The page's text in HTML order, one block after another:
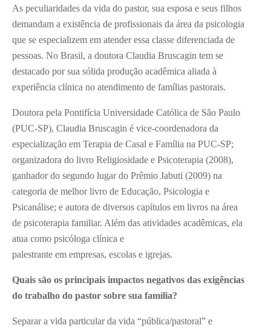
As peculiaridades da vida do pastor, sua esposa e seus filhos
demandam a existência de profissionais da área da psicologia
que se especializem em atender essa classe diferenciada de
pessoas. No Brasil, a doutora Claudia Bruscagin tem se
destacado por sua sólida produção acadêmica aliada à
experiência clínica no atendimento de famílias pastorais.
Doutora pela Pontifícia Universidade Católica de São Paulo
(PUC-SP), Claudia Bruscagin é vice-coordenadora da
especialização em Terapia de Casal e Família na PUC-SP;
organizadora do livro Religiosidade e Psicoterapia (2008),
ganhador do segundo lugar do Prêmio Jabuti (2009) na
categoria de melhor livro de Educação, Psicologia e
Psicanálise; e autora de diversos capítulos em livros na área
de psicoterapia familiar. Além das atividades acadêmicas, ela
atua como psicóloga clínica e
palestrante em empresas, escolas e igrejas.
Quais são os principais impactos negativos das exigências
do trabalho do pastor sobre sua família?
Separar a vida particular da vida “pública/pastoral” e